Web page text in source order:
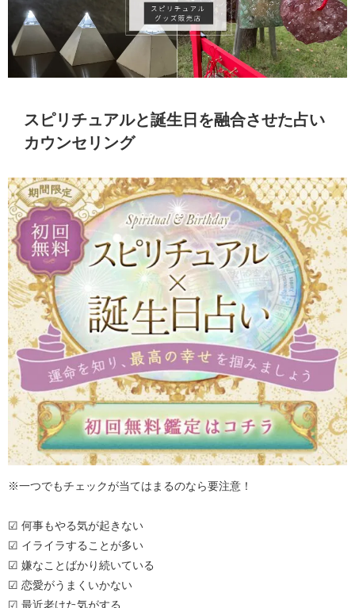
スピリチュアルと誕生日を融合させた占い
カウンセリング
※一つでもチェックが当てはまるのなら要注意！
☑ 何事もやる気が起きない
☑ イライラすることが多い
☑ 嫌なことばかり続いている
☑ 恋愛がうまくいかない
☑ 最近老けた気がする